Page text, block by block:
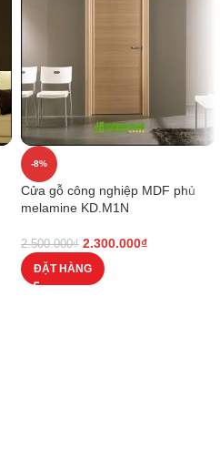
-8%
Cửa gỗ công nghiệp MDF phủ
melamine KD.M1N
2.500.000₫ 2.300.000₫
ĐẶT HÀNG